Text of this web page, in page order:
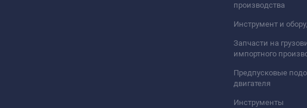
производства
Инструмент и
Запчасти на
импортного
Предпусковые
двигателя
Инструменты